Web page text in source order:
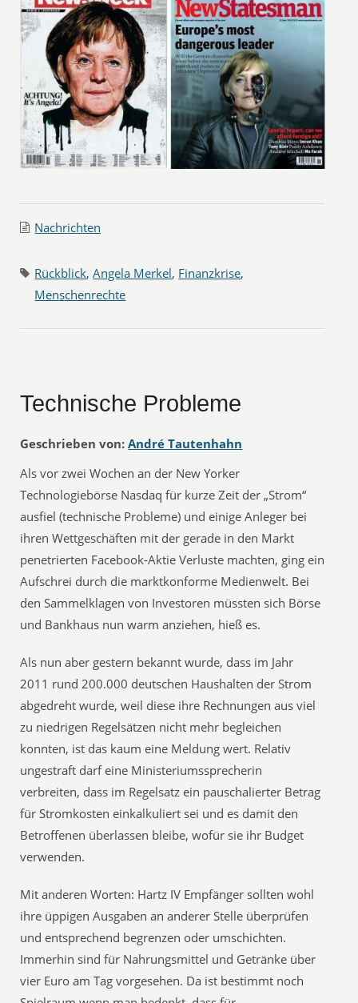
Nachrichten
Rückblick,Angela Merkel, Finanzkrise,
Menschenrechte
Technische Probleme
Geschrieben von: André Tautenhahn
Als vor zwei Wochen an der New Yorker
Technologiebörse Nasdaq für kurze Zeit der „Strom“
ausfiel (technische Probleme) und einige Anleger bei
ihren Wettgeschäften mit der gerade in den Markt
penetrierten Facebook-Aktie Verluste machten, ging ein
Aufschrei durch die marktkonforme Medienwelt. Bei
den Sammelklagen von Investoren müssten sich Börse
und Bankhaus nun warm anziehen, hieß es.
Als nun aber gestern bekannt wurde, dass im Jahr
2011 rund 200.000 deutschen Haushalten der Strom
abgedreht wurde, weil diese ihre Rechnungen aus viel
zu niedrigen Regelsätzen nicht mehr begleichen
konnten, ist das kaum eine Meldung wert. Relativ
ungestraft darf eine Ministeriumssprecherin
verbreiten, dass im Regelsatz ein pauschalierter Betrag
für Stromkosten einkalkuliert sei und es damit den
Betroffenen überlassen bleibe, wofür sie ihr Budget
verwenden.
Mit anderen Worten: Hartz IV Empfänger sollten wohl
ihre üppigen Ausgaben an anderer Stelle überprüfen
und entsprechend begrenzen oder umschichten.
Immerhin sind für Nahrungsmittel und Getränke über
vier Euro am Tag vorgesehen. Da ist bestimmt noch